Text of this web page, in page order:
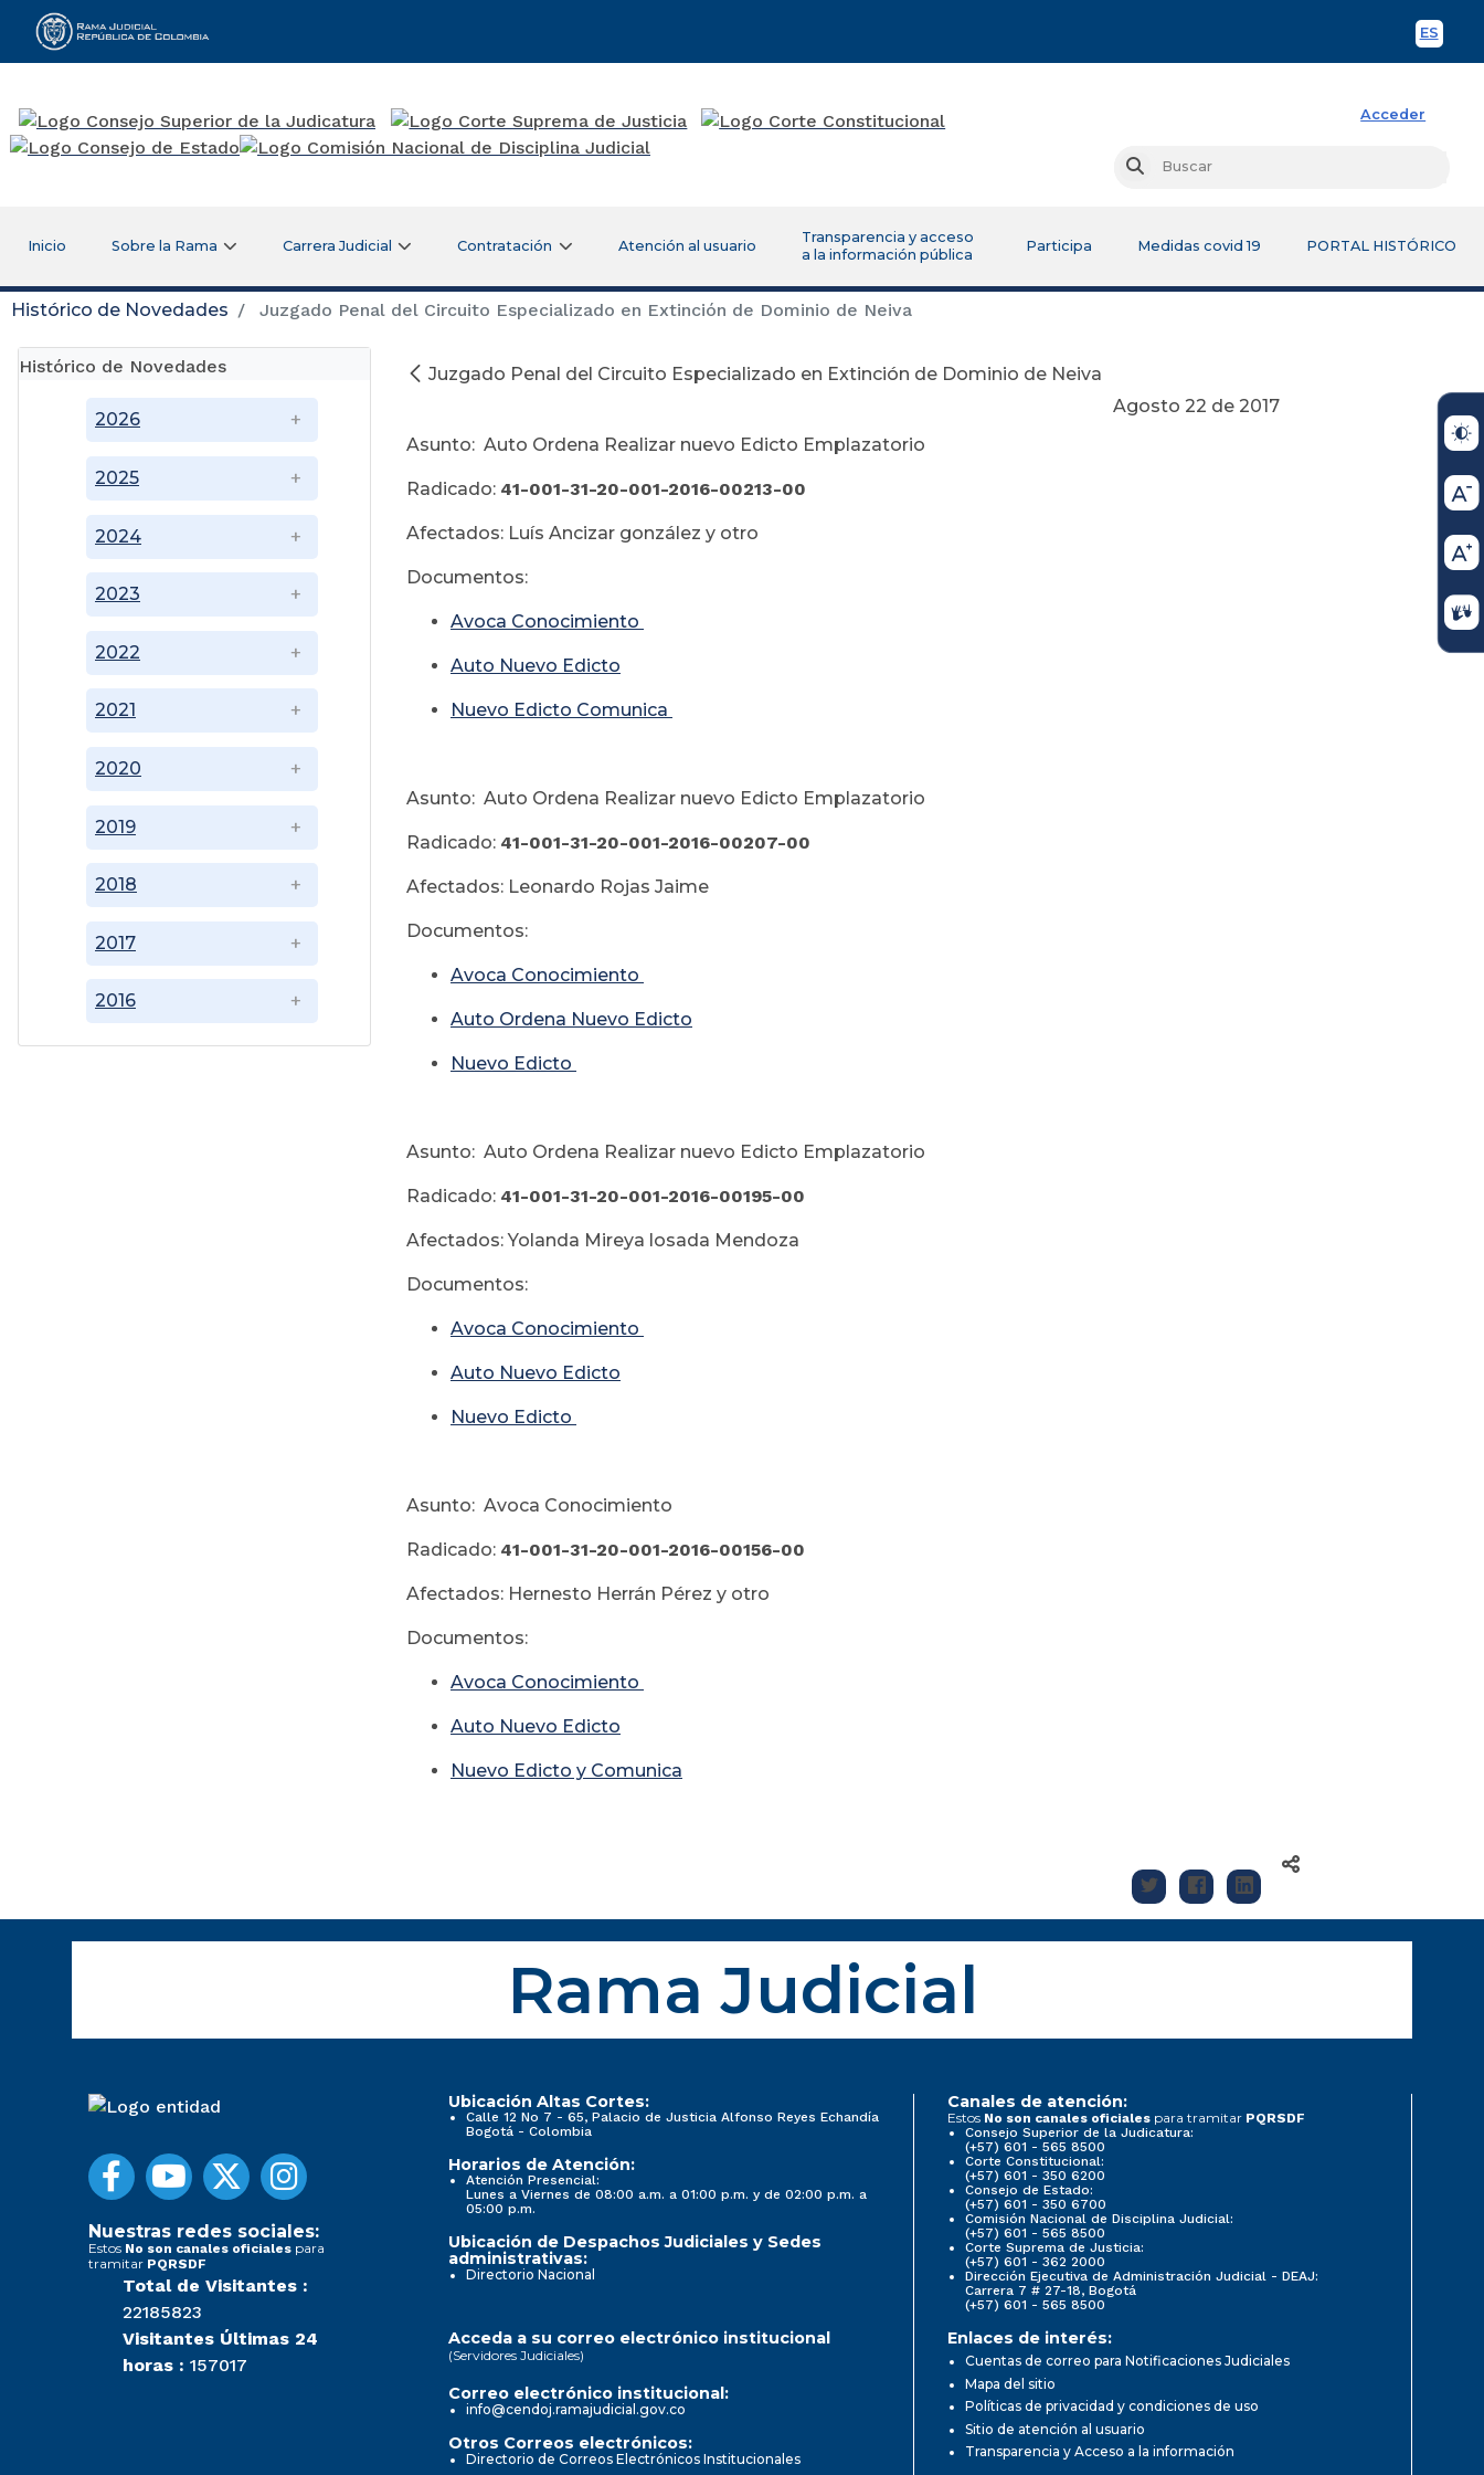
ES
Rama Judicial
Acceder
Buscar
Inicio Sobre la Rama Carrera Judicial Contratación Atención al usuario
Transparencia y acceso
a la información pública
Participa Medidas covid 19 PORTAL HISTÓRICO
Histórico de Novedades Juzgado Penal del Circuito Especializado en Extinción de Dominio de Neiva
Histórico de Novedades
2016
2017
2018
2019
2020
2021
2022
2023
2024
2025
2026
Juzgado Penal del Circuito Especializado en Extinción de Dominio de Neiva
Agosto 22 de 2017
Asunto: Auto Ordena Realizar nuevo Edicto Emplazatorio
Radicado: 41-001-31-20-001-2016-00213-00
Afectados: Luís Ancizar gonzález y otro
Documentos:
Avoca Conocimiento
Auto Nuevo Edicto
Nuevo Edicto Comunica
Asunto: Auto Ordena Realizar nuevo Edicto Emplazatorio
Radicado: 41-001-31-20-001-2016-00207-00
Afectados: Leonardo Rojas Jaime
Documentos:
Avoca Conocimiento
Auto Ordena Nuevo Edicto
Nuevo Edicto
Asunto: Auto Ordena Realizar nuevo Edicto Emplazatorio
Radicado: 41-001-31-20-001-2016-00195-00
Afectados: Yolanda Mireya losada Mendoza
Documentos:
Avoca Conocimiento
Auto Nuevo Edicto
Nuevo Edicto
Asunto: Avoca Conocimiento
Radicado: 41-001-31-20-001-2016-00156-00
Afectados: Hernesto Herrán Pérez y otro
Documentos:
Avoca Conocimiento
Auto Nuevo Edicto
Nuevo Edicto y Comunica
Rama Judicial
Nuestras redes sociales:
Estos No son canales oficiales para
tramitar PQRSDF
Total de Visitantes :
22185823
Visitantes Últimas 24
horas : 157017
Ubicación Altas Cortes:
Calle 12 No 7 - 65, Palacio de Justicia Alfonso Reyes Echandía
Bogotá - Colombia
Horarios de Atención:
Atención Presencial:
Lunes a Viernes de 08:00 a.m. a 01:00 p.m. y de 02:00 p.m. a
05:00 p.m.
Ubicación de Despachos Judiciales y Sedes
administrativas:
Directorio Nacional
Canales de atención:
Estos No son canales oficiales para tramitar PQRSDF
Consejo Superior de la Judicatura:
(+57) 601 - 565 8500
Corte Constitucional:
(+57) 601 - 350 6200
Consejo de Estado:
(+57) 601 - 350 6700
Comisión Nacional de Disciplina Judicial:
(+57) 601 - 565 8500
Corte Suprema de Justicia:
(+57) 601 - 362 2000
Dirección Ejecutiva de Administración Judicial - DEAJ:
Carrera 7 # 27-18, Bogotá
(+57) 601 - 565 8500
Acceda a su correo electrónico institucional
(Servidores Judiciales)
Correo electrónico institucional:
info@cendoj.ramajudicial.gov.co
Otros Correos electrónicos:
Directorio de Correos Electrónicos Institucionales
Enlaces de interés:
Cuentas de correo para Notificaciones Judiciales
Mapa del sitio
Políticas de privacidad y condiciones de uso
Sitio de atención al usuario
Transparencia y Acceso a la información